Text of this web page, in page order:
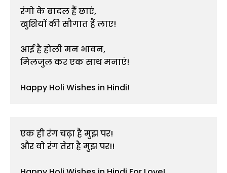
रंगो के बादल हैं छाएं,
खुशियों की सौगात हैं लाए!
आई है होली मन भावन,
मिलजुल कर एक साथ मनाएं!
Happy Holi Wishes in Hindi!
एक ही रंग चढ़ा है मुझ पर!
और वो रंग तेरा है मुझ पर!!